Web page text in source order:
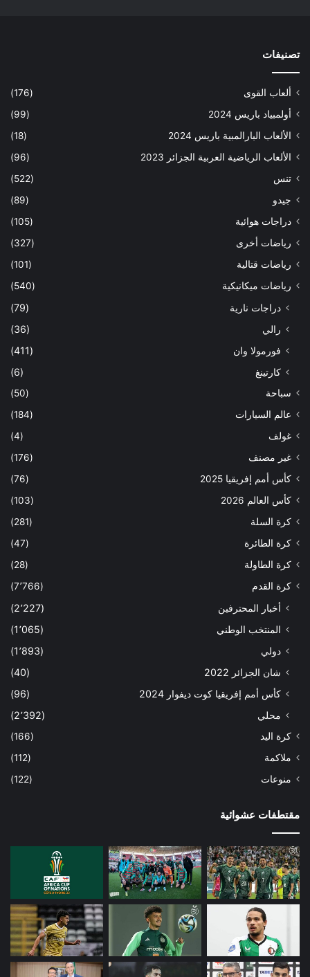
تصنيفات
ألعاب القوى
(176)
أولمبياد باريس 2024
(99)
الألعاب البارالمبية باريس 2024
(18)
الألعاب الرياضية العربية الجزائر 2023
(96)
تنس
(522)
جيدو
(89)
دراجات هوائية
(105)
رياضات أخرى
(327)
رياضات قتالية
(101)
رياضات ميكانيكية
(540)
دراجات نارية
(79)
رالي
(36)
فورمولا وان
(411)
كارتينغ
(6)
سباحة
(50)
عالم السيارات
(184)
غولف
(4)
غير مصنف
(176)
كأس أمم إفريقيا 2025
(76)
كأس العالم 2026
(103)
كرة السلة
(281)
كرة الطائرة
(47)
كرة الطاولة
(28)
كرة القدم
(7٬766)
أخبار المحترفين
(2٬227)
المنتخب الوطني
(1٬065)
دولي
(1٬893)
شان الجزائر 2022
(40)
كأس أمم إفريقيا كوت ديفوار 2024
(96)
محلي
(2٬392)
كرة اليد
(166)
ملاكمة
(112)
منوعات
(122)
مقتطفات عشوائية